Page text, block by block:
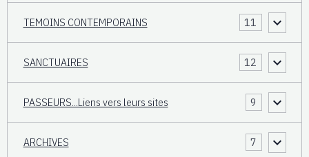
TEMOINS CONTEMPORAINS 11
SANCTUAIRES 12
PASSEURS...Liens vers leurs sites 9
ARCHIVES 7